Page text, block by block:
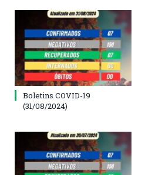
Boletins COVID-19
(31/08/2024)